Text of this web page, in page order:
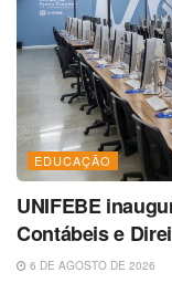
EDUCAÇÃO
UNIFEBE
Contábeis e
6 DE AGOSTO DE 2026